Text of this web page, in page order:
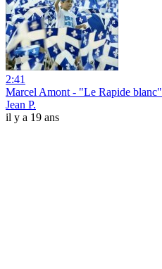
2:41
Marcel Amont - "Le Rapide blanc"
Jean P.
il y a 19 ans